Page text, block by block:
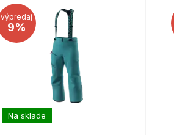
výpredaj
9%
Na sklade